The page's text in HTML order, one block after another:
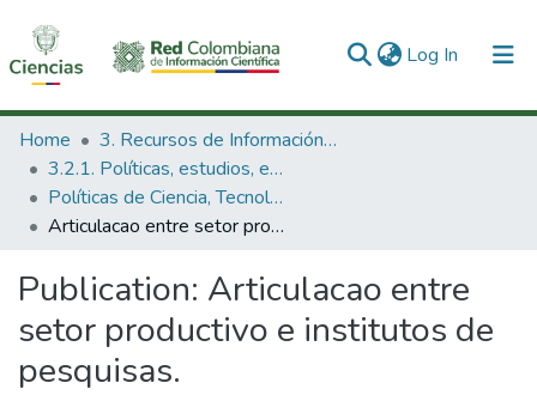
Log In (current)
Communities & Collections
All of DSpace
Statistics
Home
3. Recursos de Información Científica y Tecnológica
3.2.1. Políticas, estudios, evaluaciones e indicadores de CTeI
Políticas de Ciencia, Tecnología e Innovación
Articulacao entre setor productivo e institutos de pesquisas.
Publication: Articulacao entre
setor productivo e institutos de
pesquisas.